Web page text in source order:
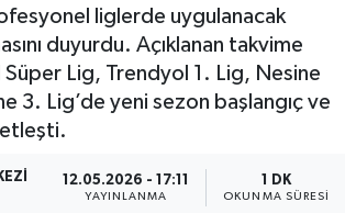
liglerde uygulanacak
duyurdu. Açıklanan takvime
Lig, Trendyol 1. Lig, Nesine
3. Lig’de yeni sezon başlangıç ve
12.05.2026 - 17:11
YAYINLANMA
1 DK
OKUNMA SÜRESI